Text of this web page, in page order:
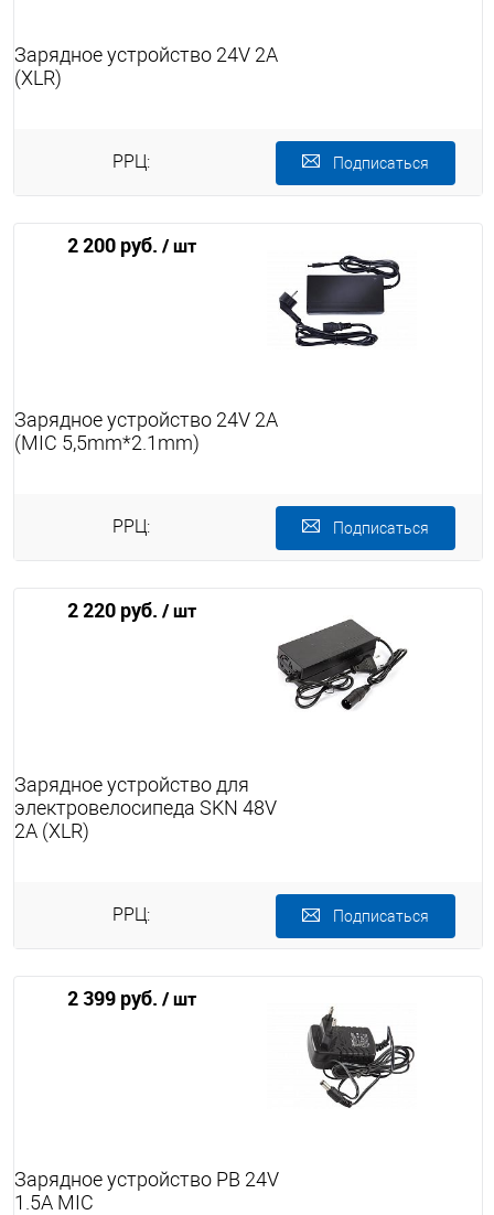
Зарядное устройство 24V 2A
(XLR)
РРЦ:
2 200 руб. / шт
Подписаться
Зарядное устройство 24V 2A
(MIC 5,5mm*2.1mm)
РРЦ:
2 220 руб. / шт
Подписаться
Зарядное устройство для
электровелосипеда SKN 48V
2A (XLR)
РРЦ:
2 399 руб. / шт
Подписаться
Зарядное устройство PB 24V
1.5А MIC